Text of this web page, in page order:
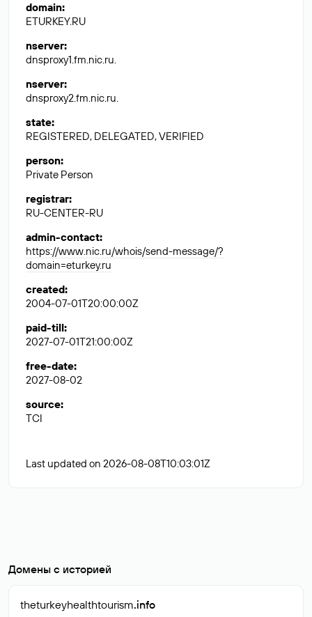
domain:
ETURKEY.RU
nserver:
dnsproxy1.fm.nic.ru.
nserver:
dnsproxy2.fm.nic.ru.
state:
REGISTERED, DELEGATED, VERIFIED
person:
Private Person
registrar:
RU-CENTER-RU
admin-contact:
https://www.nic.ru/whois/send-message/?
domain=eturkey.ru
created:
2004-07-01T20:00:00Z
paid-till:
2027-07-01T21:00:00Z
free-date:
2027-08-02
source:
TCI
Last updated on 2026-08-08T10:03:01Z
Домены с историей
theturkeyhealthtourism.info